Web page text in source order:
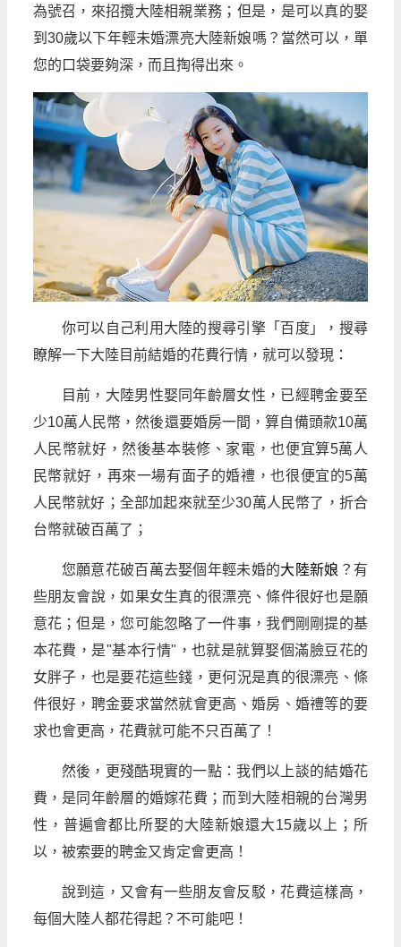
為號召，來招攬大陸相親業務；但是，是可以真的娶
到30歲以下年輕未婚漂亮大陸新娘嗎？當然可以，單
您的口袋要夠深，而且掏得出來。
你可以自己利用大陸的搜尋引擎「百度」，搜尋
瞭解一下大陸目前結婚的花費行情，就可以發現：
目前，大陸男性娶同年齡層女性，已經聘金要至
少10萬人民幣，然後還要婚房一間，算自備頭款10萬
人民幣就好，然後基本裝修、家電，也便宜算5萬人
民幣就好，再來一場有面子的婚禮，也很便宜的5萬
人民幣就好；全部加起來就至少30萬人民幣了，折合
台幣就破百萬了；
您願意花破百萬去娶個年輕未婚的大陸新娘 ？有
些朋友會說，如果女生真的很漂亮、條件很好也是願
意花；但是，您可能忽略了一件事，我們剛剛提的基
本花費，是"基本行情"，也就是就算娶個滿臉豆花的
女胖子，也是要花這些錢，更何況是真的很漂亮、條
件很好，聘金要求當然就會更高、婚房、婚禮等的要
求也會更高，花費就可能不只百萬了！
然後，更殘酷現實的一點：我們以上談的結婚花
費，是同年齡層的婚嫁花費；而到大陸相親的台灣男
性，普遍會都比所娶的大陸新娘還大15歲以上；所
以，被索要的聘金又肯定會更高！
說到這，又會有一些朋友會反駁，花費這樣高，
每個大陸人都花得起？不可能吧！